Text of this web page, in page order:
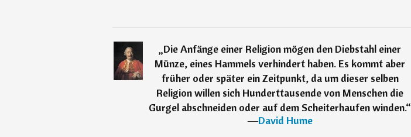
„Die Anfänge einer Religion mögen den Diebstahl einer
Münze, eines Hammels verhindert haben. Es kommt aber
früher oder später ein Zeitpunkt, da um dieser selben
Religion willen sich Hunderttausende von Menschen die
Gurgel abschneiden oder auf dem Scheiterhaufen winden.“
―David Hume